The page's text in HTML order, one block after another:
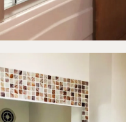
Topics